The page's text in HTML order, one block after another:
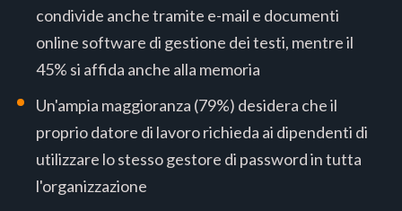
condivide anche tramite e-mail e documenti
online software di gestione dei testi, mentre il
45% si affida anche alla memoria
Un'ampia maggioranza (79%) desidera che il
proprio datore di lavoro richieda ai dipendenti di
utilizzare lo stesso gestore di password in tutta
l'organizzazione